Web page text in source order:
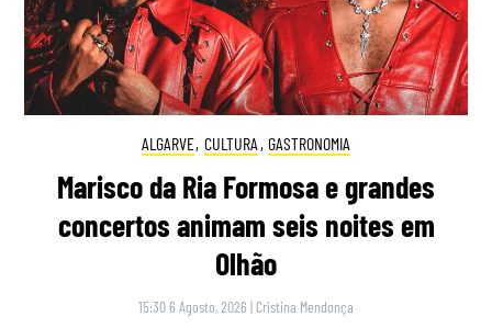
ALGARVE, CULTURA , GASTRONOMIA
Marisco da Ria Formosa e grandes
concertos animam seis noites em
Olhão
15:30 6 Agosto, 2026 | Cristina Mendonça